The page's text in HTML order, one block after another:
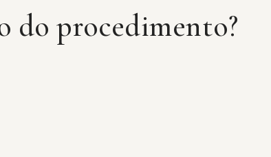
do procedimento?